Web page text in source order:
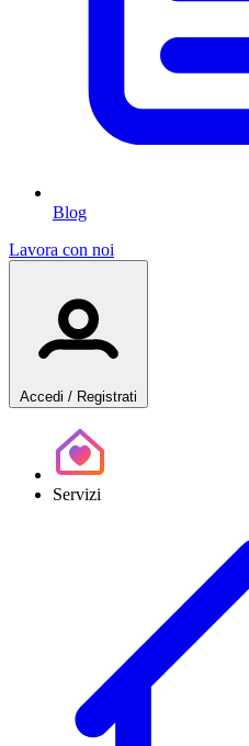
Blog
Lavora con noi
Accedi / Registrati
Servizi